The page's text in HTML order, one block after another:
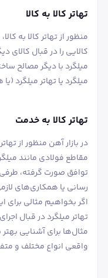
تهاتر کالا به کالا
منظور از تهاتر کالا به
کالایی را در قبال کالای
میلگرد با دیگر مصالح
میلگرد یا تهاتر میلگرد
تهاتر کالا به خدمت
در بازار آهن منظور از
مقاطع فولادی مانند
توافق صورت گرفته،
رسانی یا همکاری‌های
اگر بخواهیم مثالی برای
تهاتر میلگرد در قبال
مثال‌ها برای آشنایی
واقعی انواع مختلف و